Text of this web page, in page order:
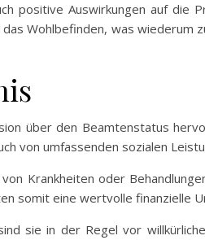
positive Auswirkungen auf die
Wohlbefinden, was wiederum
über den Beamtenstatus
von umfassenden sozialen
Krankheiten oder
somit eine wertvolle finanzielle
sie in der Regel vor